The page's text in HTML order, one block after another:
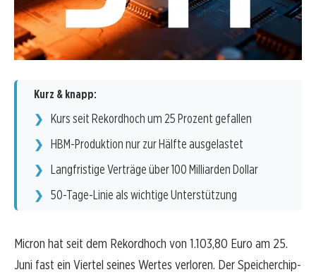
Kurz & knapp:
Kurs seit Rekordhoch um 25 Prozent gefallen
HBM-Produktion nur zur Hälfte ausgelastet
Langfristige Verträge über 100 Milliarden Dollar
50-Tage-Linie als wichtige Unterstützung
Micron hat seit dem Rekordhoch von 1.103,80 Euro am 25.
Juni fast ein Viertel seines Wertes verloren. Der Speicherchip-